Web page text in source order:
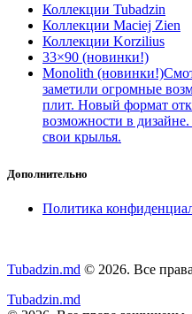
Коллекции Tubadzin
Коллекции Maciej Zien
Коллекции Korzilius
33×90 (новинки!)
Monolith (новинки!)
заметили огромные
плит. Новый формат
возможности в
свои крылья.
Дополнительно
Политика
Tubadzin.md © 2026. Все
Tubadzin.md